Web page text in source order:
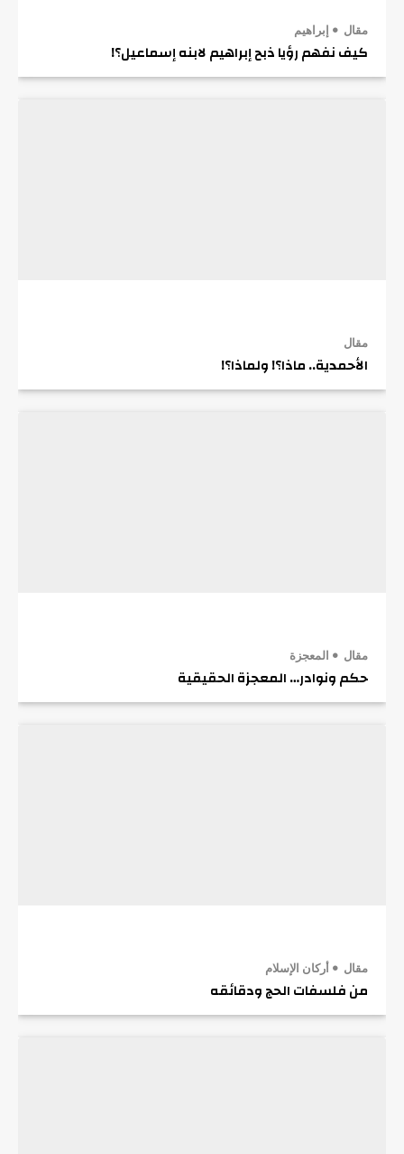
مقال إبراهيم
كيف نفهم رؤيا ذبح إبراهيم لابنه إسماعيل؟!
مقال
الأحمدية.. ماذا؟! ولماذا؟!
مقال المعجزة
حكم ونوادر… المعجزة الحقيقية
مقال أركان الإسلام
من فلسفات الحج ودقائقه